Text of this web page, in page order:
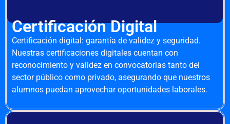
Certificación Digital
Certificación digital: garantía de validez y seguridad.
Nuestras certificaciones digitales cuentan con
reconocimiento y validez en convocatorias tanto del
sector público como privado, asegurando que nuestros
alumnos puedan aprovechar oportunidades laborales.